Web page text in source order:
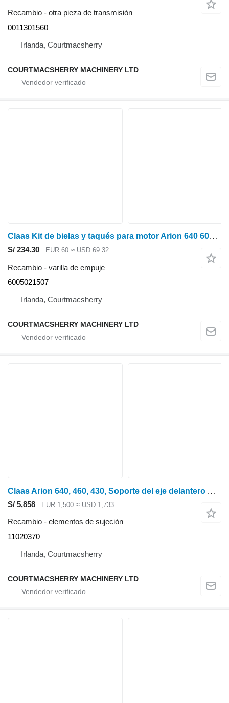
Recambio - otra pieza de transmisión
0011301560
Irlanda, Courtmacsherry
COURTMACSHERRY MACHINERY LTD
Claas Kit de bielas y taqués para motor Arion 640 6005021507, 600502158 varilla de empuje para Claas Arion 640 tractor de ruedas
S/ 234.30 EUR 60 ≈ USD 69.32
Recambio - varilla de empuje
6005021507
Irlanda, Courtmacsherry
COURTMACSHERRY MACHINERY LTD
Claas Arion 640, 460, 430, Soporte del eje delantero Ares 0011223581, 11020370 para tractor de ruedas
S/ 5,858 EUR 1,500 ≈ USD 1,733
Recambio - elementos de sujeción
11020370
Irlanda, Courtmacsherry
COURTMACSHERRY MACHINERY LTD